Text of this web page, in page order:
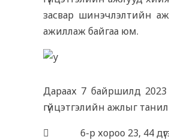
засвар шинэчлэлтийн
ажиллаж байгаа юм.
Дараах 7 байршилд 2023
гүйцэтгэлийн ажлыг
 6-р хороо 23, 44